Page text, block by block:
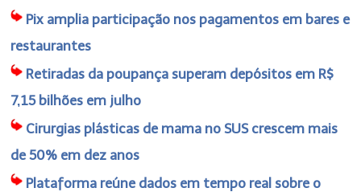
Pix amplia participação nos pagamentos em bares e
restaurantes
Retiradas da poupança superam depósitos em R$
7,15 bilhões em julho
Cirurgias plásticas de mama no SUS crescem mais
de 50% em dez anos
Plataforma reúne dados em tempo real sobre o